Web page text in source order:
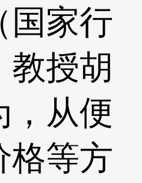
国家行
教授胡
，从便
格等方